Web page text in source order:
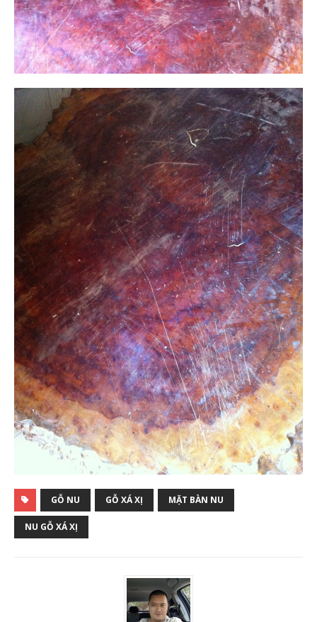
GỖ NU GỖ XÁ XỊ MẶT BÀN NU
NU GỖ XÁ XỊ